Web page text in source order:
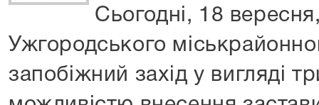
Сьогодні, 18
Ужгородського
запобіжний захід у вигляді